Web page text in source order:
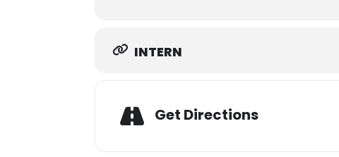
INTERN
Get Directions